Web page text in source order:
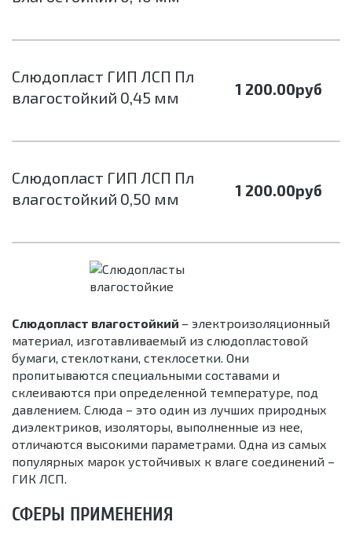
Слюдопласт ГИП ЛСП Пл
влагостойкий 0,45 мм
1 200.00руб
Слюдопласт ГИП ЛСП Пл
влагостойкий 0,50 мм
1 200.00руб
Слюдопласт влагостойкий – электроизоляционный
материал, изготавливаемый из слюдопластовой
бумаги, стеклоткани, стеклосетки. Они
пропитываются специальными составами и
склеиваются при определенной температуре, под
давлением. Слюда – это один из лучших природных
диэлектриков, изоляторы, выполненные из нее,
отличаются высокими параметрами. Одна из самых
популярных марок устойчивых к влаге соединений –
ГИК ЛСП.
СФЕРЫ ПРИМЕНЕНИЯ